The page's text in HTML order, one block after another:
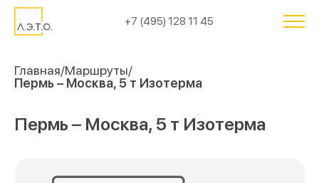
+7 (495) 128 11 45
Главная Маршруты
Пермь – Москва, 5 т Изотерма
Пермь – Москва, 5 т Изотерма